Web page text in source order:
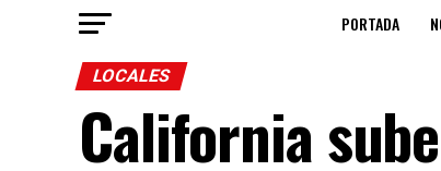
PORTADA
LOCALES
California